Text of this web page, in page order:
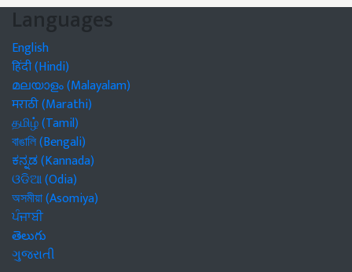
Languages
English
हिंदी (Hindi)
മലയാളം (Malayalam)
मराठी (Marathi)
தமிழ் (Tamil)
বাঙালি (Bengali)
ಕನ್ನಡ (Kannada)
ଓଡିଆ (Odia)
অসমীয়া (Asomiya)
ਪੰਜਾਬੀ
తెలుగు
ગુજરાતી